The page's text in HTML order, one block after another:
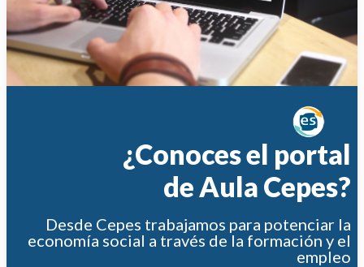
¿Conoces el portal
de Aula Cepes?
Desde Cepes trabajamos para potenciar la
economía social a través de la formación y el
empleo